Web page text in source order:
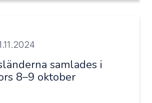
samlades i
8–9 oktober